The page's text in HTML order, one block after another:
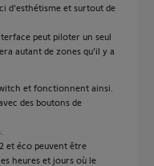
d'esthétisme et surtout de
peut piloter un seul
autant de zones qu'il y a
et fonctionnent ainsi.
des boutons de
et éco peuvent être
heures et jours où le